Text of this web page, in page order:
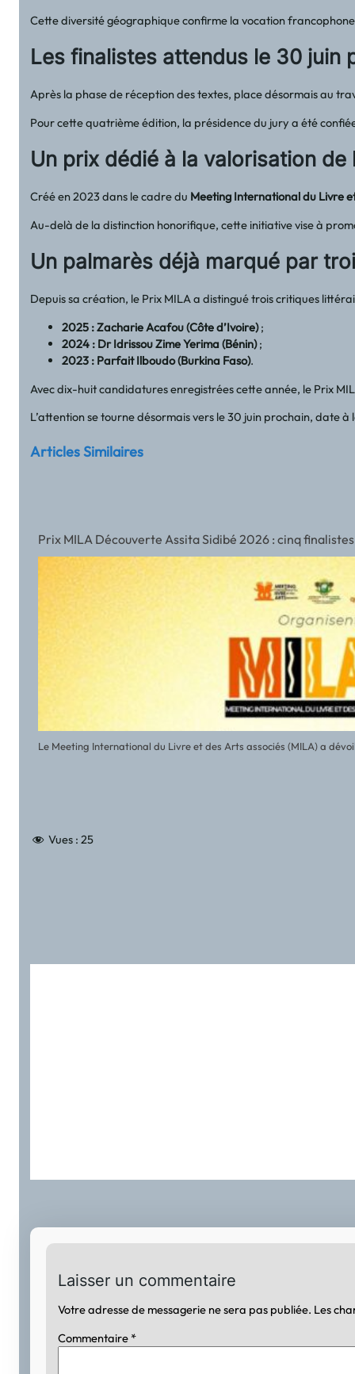
Cette diversité géographique confirme la vocation
Les finalistes attendus le 30
Après la phase de réception des textes, place désormais au
Pour cette quatrième édition, la présidence du jury a été
Un prix dédié à la valorisation
Créé en 2023 dans le cadre du Meeting International du Livre
Au-delà de la distinction honorifique, cette initiative vise à
Un palmarès déjà marqué par
Depuis sa création, le Prix MILA a distingué trois critiques
2025 : Zacharie Acafou (Côte d’Ivoire);
2024 : Dr Idrissou Zime Yerima (Bénin);
2023 : Parfait Ilboudo (Burkina Faso).
Avec dix-huit candidatures enregistrées cette année, le Prix
L’attention se tourne désormais vers le 30 juin prochain, date
Articles Similaires
Prix MILA Découverte Assita Sidibé 2026 : cinq
Le Meeting International du Livre et des Arts associés (MILA) a
Vues : 25
Laisser un commentaire
Votre adresse de messagerie ne sera pas publiée. Les
Commentaire *